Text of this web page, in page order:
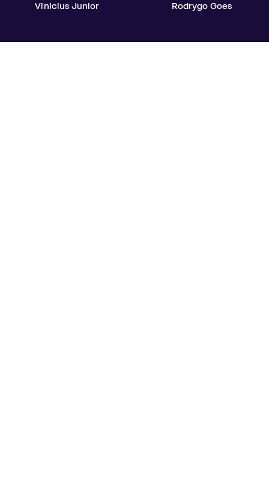
Vinicius Junior Rodrygo Goes